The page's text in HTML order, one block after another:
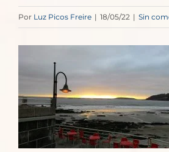
Por Luz Picos Freire | 18/05/22 | Sin